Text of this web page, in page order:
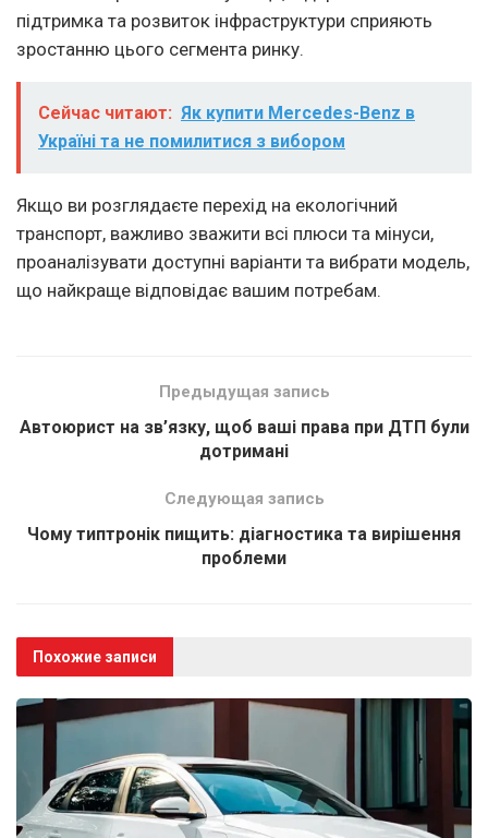
підтримка та розвиток інфраструктури сприяють
зростанню цього сегмента ринку.
Сейчас читают: Як купити Mercedes-Benz в
Україні та не помилитися з вибором
Якщо ви розглядаєте перехід на екологічний
транспорт, важливо зважити всі плюси та мінуси,
проаналізувати доступні варіанти та вибрати модель,
що найкраще відповідає вашим потребам.
Предыдущая запись
Автоюрист на зв’язку, щоб ваші права при ДТП були
дотримані
Следующая запись
Чому типтронік пищить: діагностика та вирішення
проблеми
Похожие записи